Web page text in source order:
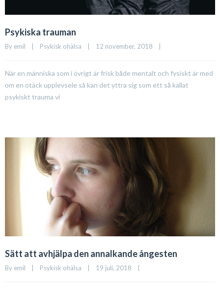
Psykiska trauman
By emil | Psykisk ohälsa | 12 november, 2018 |
När en människa som i övrigt är frisk både mentalt och fysiskt är med
om en otäck upplevsele så kan det yttra sig som ett så kallat
psykiskt trauma vi
Sätt att avhjälpa den annalkande ångesten
By emil Psykisk ohälsa 19 juli, 2018